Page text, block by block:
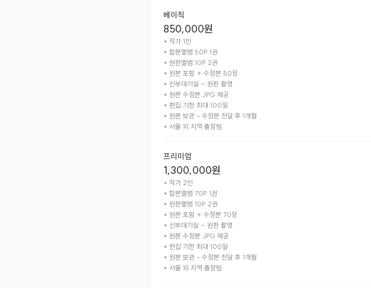
베이직
850,000원
* 작가 1인
* 합본앨범 50P 1권
* 원판앨범 10P 2권
* 원본 포함 + 수정본 50장
* 신부대기실 ~ 원판 촬영
* 원본 수정본 JPG 제공
* 편집 기한 최대 100일
* 원본 보관 - 수정본 전달 후 1개월
* 서울 외 지역 출장빔
프리미엄
1,300,000원
* 작가 2인
* 합본앨범 70P 1권
* 원판앨범 10P 2권
* 원본 포함 + 수정본 70장
* 신부대기실 ~ 원판 촬영
* 원본 수정본 JPG 제공
* 편집 기한 최대 100일
* 원본 보관 - 수정본 전달 후 1개월
* 서울 외 지역 출장빔